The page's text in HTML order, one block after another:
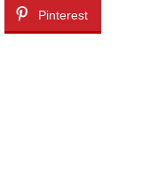
Pinterest